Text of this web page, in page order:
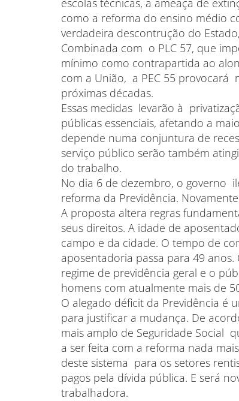
escolas técnicas, a ameaça de
como a reforma do ensino médio
verdadeira descontrução do
Combinada com o PLC 57, que
mínimo como contrapartida ao
com a União, a PEC 55 provocará
próximas décadas.
Essas medidas levarão à
públicas essenciais, afetando a
depende numa conjuntura de
serviço público serão também
do trabalho.
No dia 6 de dezembro, o governo
reforma da Previdência.
A proposta altera regras
seus direitos. A idade de
campo e da cidade. O tempo de
aposentadoria passa para 49
regime de previdência geral e o
homens com atualmente mais de
O alegado déficit da Previdência é
para justificar a mudança. De
mais amplo de Seguridade Social
a ser feita com a reforma nada
deste sistema para os setores
pagos pela dívida pública. E será
trabalhadora.